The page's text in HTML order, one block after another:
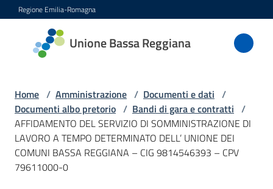
Vai al contenuto
Vai alla navigazione
Vai al footer
Regione Emilia-Romagna
Unione Bassa Reggiana
Unione
Bassa
Amministrazione
Menu selezionato
Novità
Home / Amministrazione / Documenti e dati /
Documenti albo pretorio / Bandi di gara e contratti /
AFFIDAMENTO DEL SERVIZIO DI SOMMINISTRAZIONE DI
LAVORO A TEMPO DETERMINATO DELL’ UNIONE DEI
COMUNI BASSA REGGIANA – CIG 9814546393 – CPV
79611000-0